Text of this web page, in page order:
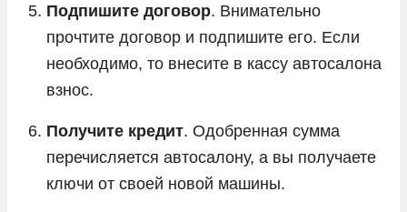
Подпишите договор. Внимательно
прочтите договор и подпишите его. Если
необходимо, то внесите в кассу автосалона
взнос.
Получите кредит. Одобренная сумма
перечисляется автосалону, а вы получаете
ключи от своей новой машины.